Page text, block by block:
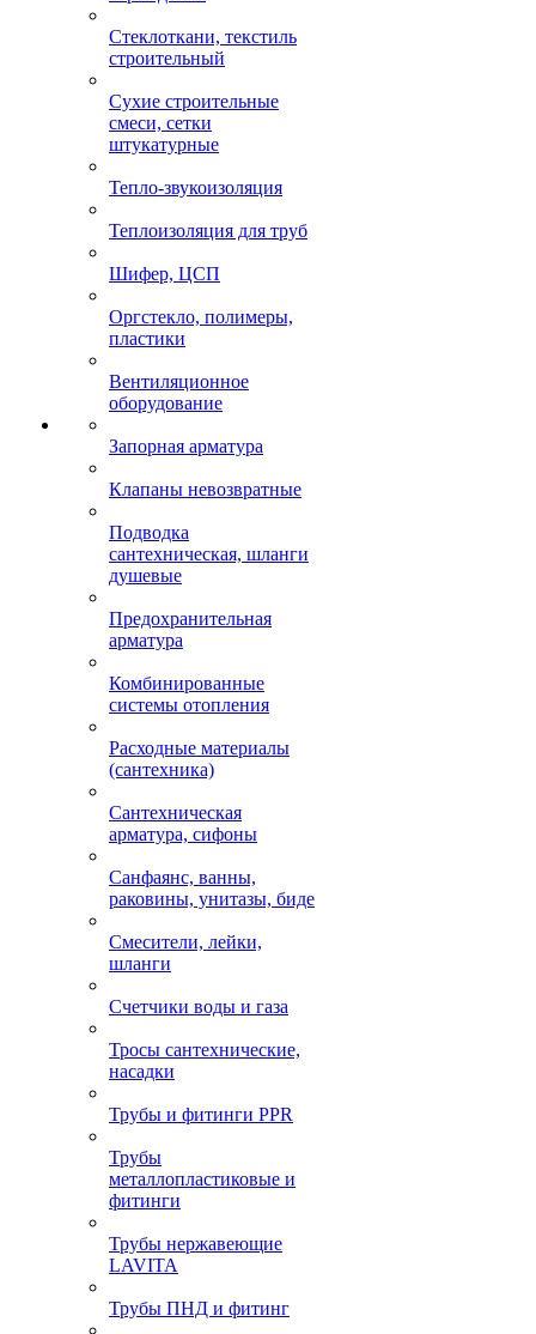
Стеклоткани, текстиль
строительный
Сухие строительные
смеси, сетки
штукатурные
Тепло-звукоизоляция
Теплоизоляция для труб
Шифер, ЦСП
Оргстекло, полимеры,
пластики
Вентиляционное
оборудование
Запорная арматура
Клапаны невозвратные
Подводка
сантехническая, шланги
душевые
Предохранительная
арматура
Комбинированные
системы отопления
Расходные материалы
(сантехника)
Сантехническая
арматура, сифоны
Санфаянс, ванны,
раковины, унитазы, биде
Смесители, лейки,
шланги
Счетчики воды и газа
Тросы сантехнические,
насадки
Трубы и фитинги PPR
Трубы
металлопластиковые и
фитинги
Трубы нержавеющие
LAVITA
Трубы ПНД и фитинг